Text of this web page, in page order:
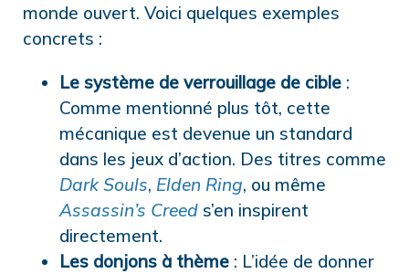
monde ouvert. Voici quelques exemples
concrets :
Le système de verrouillage de cible :
Comme mentionné plus tôt, cette
mécanique est devenue un standard
dans les jeux d’action. Des titres comme
Dark Souls, Elden Ring, ou même
Assassin’s Creed s’en inspirent
directement.
Les donjons à thème : L’idée de donner